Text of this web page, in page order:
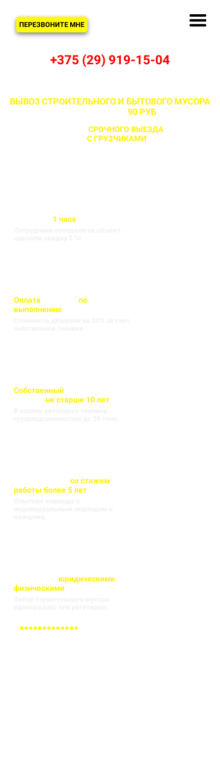
ПЕРЕЗВОНИТЕ МНЕ
+375 (29) 919-15-04
ВЫВОЗ СТРОИТЕЛЬНОГО И БЫТОВОГО МУСОРА
90 РУБ
СРОЧНОГО ВЫЕЗДА
С ГРУЗЧИКАМИИ БЕЗ
1 часа
Оплата
по
выполнению
Собственный
не старше 10 лет
со стажем
работы более 5 лет
юридическими
физическими